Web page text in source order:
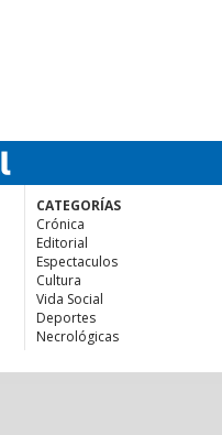
CATEGORÍAS
Crónica
Editorial
Espectaculos
Cultura
Vida Social
Deportes
Necrológicas